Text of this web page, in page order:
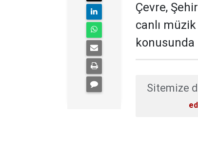
Çevre,
canlı
konusunda
Sitemize